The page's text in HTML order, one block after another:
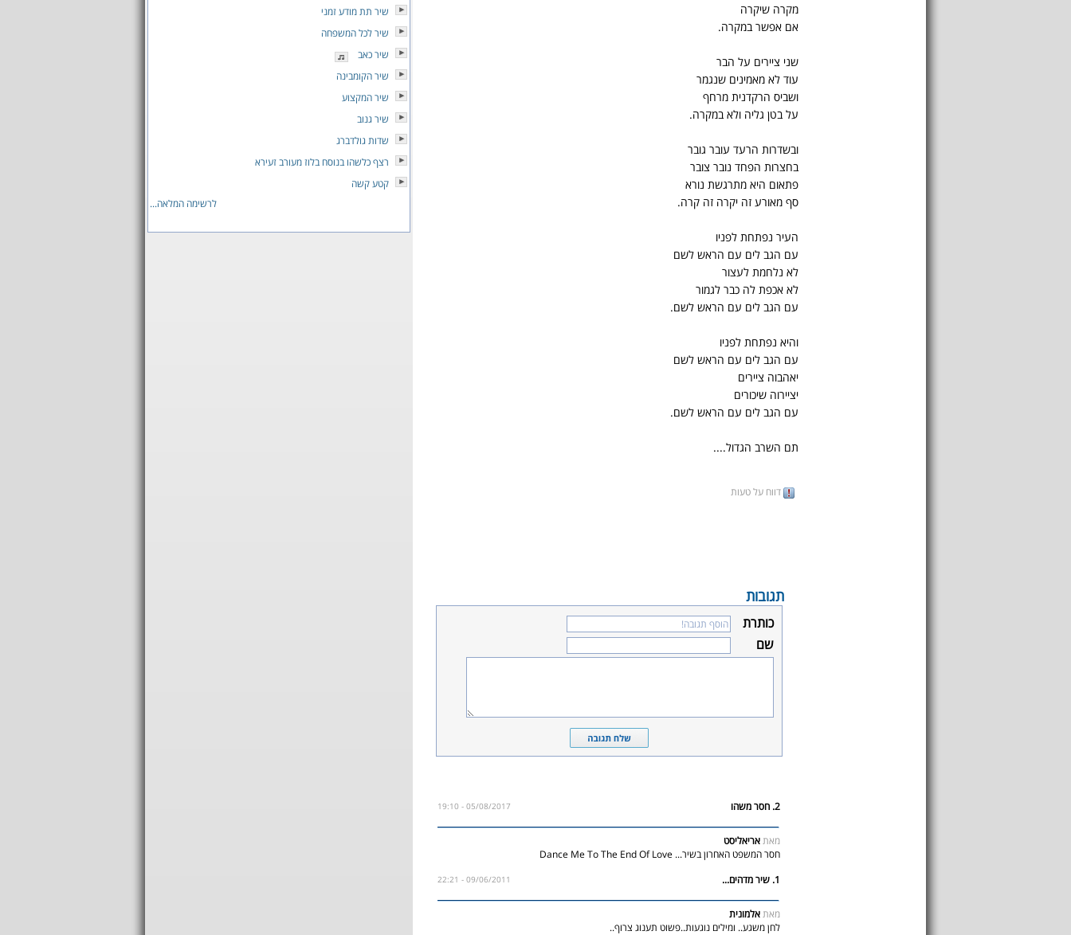
מקרה שיקרה
אם אפשר במקרה.
שני ציירים על הבר
עוד לא מאמינים שנגמר
ושביס הרקדנית מרחף
על בטן גליה ולא במקרה.
ובשדרות הרעד עובר גובר
בחצרות הפחד נובר צובר
פתאום היא מתרגשת נורא
סף מאורע זה יקרה זה קרה.
העיר נפתחת לפניו
עם הגב לים עם הראש לשם
לא נלחמת לעצור
לא אכפת לה כבר לגמור
עם הגב לים עם הראש לשם.
והיא נפתחת לפניו
עם הגב לים עם הראש לשם
יאהבוה ציירים
יציירוה שיכורים
עם הגב לים עם הראש לשם.
תם השרב הגדול....
דווח על טעות
תגובות
כותרת
שם
2. חסר משהו 05/08/2017 - 19:10
מאתאריאליסט
חסר המשפט האחרון בשיר... Dance Me To The End Of Love
1. שיר מדהים...
09/06/2011 - 22:21
מאתאלמונית
לחן משגע.. ומילים נוגעות..פשוט תענוג צרוף..
שיר תת מודע זמני
שיר לכל המשפחה
שיר כאב
שיר הקומבינה
שיר המקצוע
שיר גנוב
שדות גולדברג
רצף כלשהו בנוסח בלוז מעורב זעירא
קטע קשה
לרשימה המלאה...